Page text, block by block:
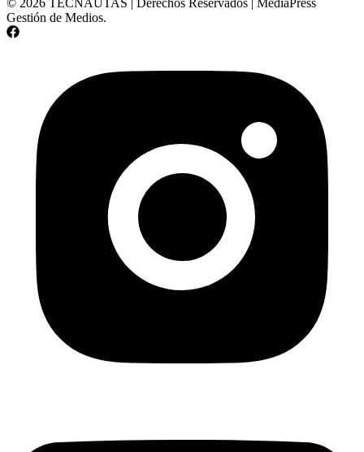
Gestión de Medios.